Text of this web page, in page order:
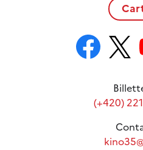
(+420)